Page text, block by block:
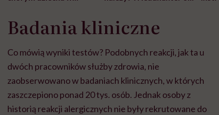
może chyba tylko
głupota i brak
pracy
Badania kliniczne
Co mówią wyniki testów? Podobnych reakcji, jak ta u
dwóch pracowników służby zdrowia, nie
zaobserwowano w badaniach klinicznych, w których
zaszczepiono ponad 20 tys. osób. Jednak osoby z
historią reakcji alergicznych nie były rekrutowane do